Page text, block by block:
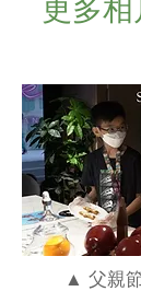
更多
▲ 父親